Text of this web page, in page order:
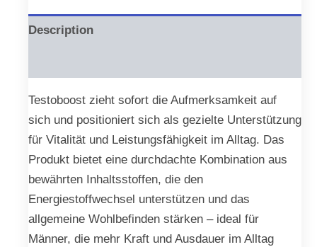
Description
Testoboost zieht sofort die Aufmerksamkeit auf
sich und positioniert sich als gezielte Unterstützung
für Vitalität und Leistungsfähigkeit im Alltag. Das
Produkt bietet eine durchdachte Kombination aus
bewährten Inhaltsstoffen, die den
Energiestoffwechsel unterstützen und das
allgemeine Wohlbefinden stärken – ideal für
Männer, die mehr Kraft und Ausdauer im Alltag